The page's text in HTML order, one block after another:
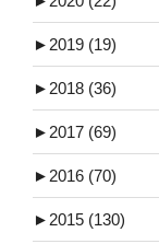
► 2019 (19)
► 2018 (36)
► 2017 (69)
► 2016 (70)
► 2015 (130)